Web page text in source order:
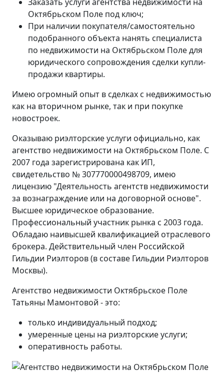
Октябрьском Поле под ключ;
При наличии покупателя/самостоятельно
подобранного объекта нанять специалиста
по недвижимости на Октябрьском Поле для
юридического сопровождения сделки купли-
продажи квартиры.
Имею огромный опыт в сделках с недвижимостью
как на вторичном рынке, так и при покупке
новостроек.
Оказываю риэлторские услуги официально, как
агентство недвижимости на Октябрьском Поле. С
2007 года зарегистрирована как ИП,
свидетельство № 307770000498709, имею
лицензию "Деятельность агентств недвижимости
за вознаграждение или на договорной основе".
Высшее юридическое образование.
Профессиональный участник рынка с 2003 года.
Обладаю наивысшей квалификацией отраслевого
брокера. Действительный член Российской
Гильдии Риэлторов (в составе Гильдии Риэлторов
Москвы).
Агентство недвижимости Октябрьское Поле
Татьяны Мамонтовой - это:
только индивидуальный подход;
умеренные цены на риэлторские услуги;
оперативность работы.